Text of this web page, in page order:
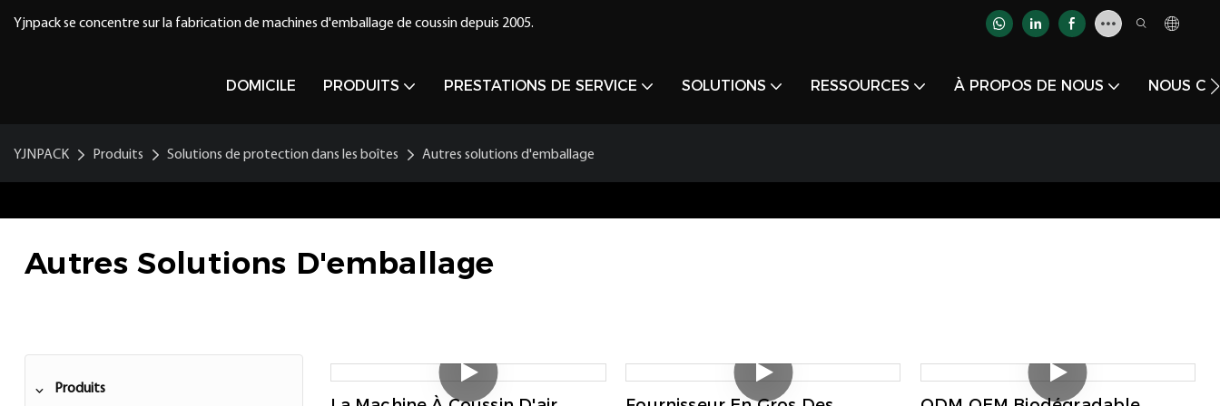
Yjnpack se concentre sur la fabrication de machines d'emballage de coussin depuis 2005.
DOMICILE PRODUITS PRESTATIONS DE SERVICE SOLUTIONS RESSOURCES À PROPOS DE NOUS NOUS
YJNPACK Produits Solutions de protection dans les boîtes Autres solutions d'emballage
Autres Solutions D'emballage
Produits